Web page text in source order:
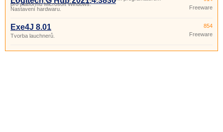
pro platformu Microsoft Windows.
Nastavení hardwaru.
Freeware
Exe4J 8.01
Tvorba lauchnerů.
854
Freeware